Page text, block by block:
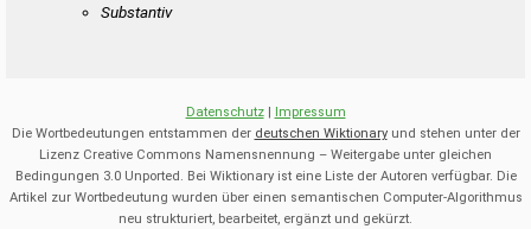
Substantiv
Datenschutz| Impressum
Die Wortbedeutungen entstammen der deutschen Wiktionaryund stehen unter der
Lizenz Creative Commons Namensnennung – Weitergabe unter gleichen
Bedingungen 3.0 Unported. Bei Wiktionary ist eine Liste der Autoren verfügbar. Die
Artikel zur Wortbedeutung wurden über einen semantischen Computer-Algorithmus
neu strukturiert, bearbeitet, ergänzt und gekürzt.